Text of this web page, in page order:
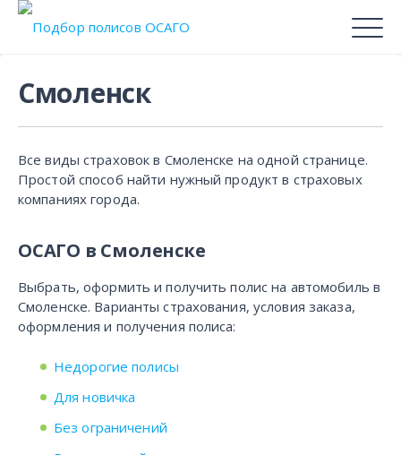
Смоленск
Все виды страховок в Смоленске на одной странице.
Простой способ найти нужный продукт в страховых
компаниях города.
ОСАГО в Смоленске
Выбрать, оформить и получить полис на автомобиль в
Смоленске. Варианты страхования, условия заказа,
оформления и получения полиса:
Недорогие полисы
Для новичка
Без ограничений